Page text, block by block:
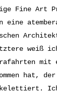
Fine Art
weiß
mit
hat, der